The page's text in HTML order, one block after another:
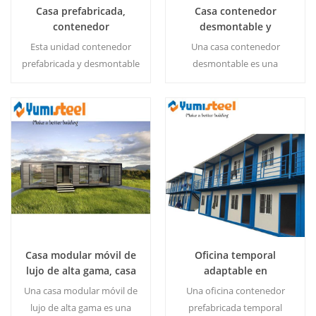
Casa prefabricada,
contenedor
desmontable para
vivienda pequeña.
Esta unidad contenedor
prefabricada y desmontable
perfectamente diseñada
como una pequeña casa
compacta pero totalmente
funcional.
Lee Mas
Casa contenedor
desmontable y
compacta para
dormitorios
Una casa contenedor
desmontable es una
dormitorios de
departamentos y ofrece un
fácil montaje en el lugar con
un mínimo de tiempo y
herramientas.
Lee Mas
Casa modular móvil de
lujo de alta gama, casa
contenedor
desmontable
Una casa modular móvil de
lujo de alta gama es una
Oficina temporal
adaptable en
contenedor
prefabricado
Una oficina contenedor
prefabricada temporal